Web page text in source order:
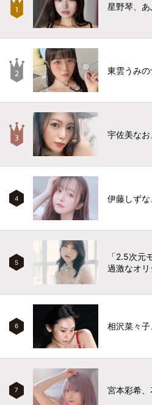
星野琴、
東雲うみ
宇佐美な
4 伊藤しず
5
「2.5次元
過激なオ
6 相沢菜々
7 宮本彩希